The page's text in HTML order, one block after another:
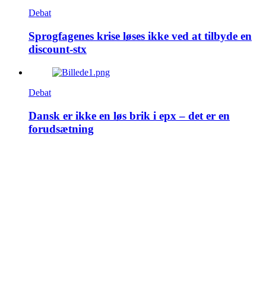
Debat
Sprogfagenes krise løses ikke ved at tilbyde en
discount-stx
Debat
Dansk er ikke en løs brik i epx – det er en
forudsætning